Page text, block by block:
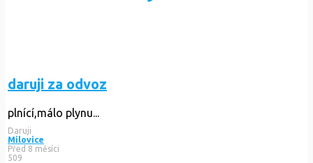
daruji za odvoz
plnící,málo plynu...
Daruji
Milovice
Před 8 měsíci
509